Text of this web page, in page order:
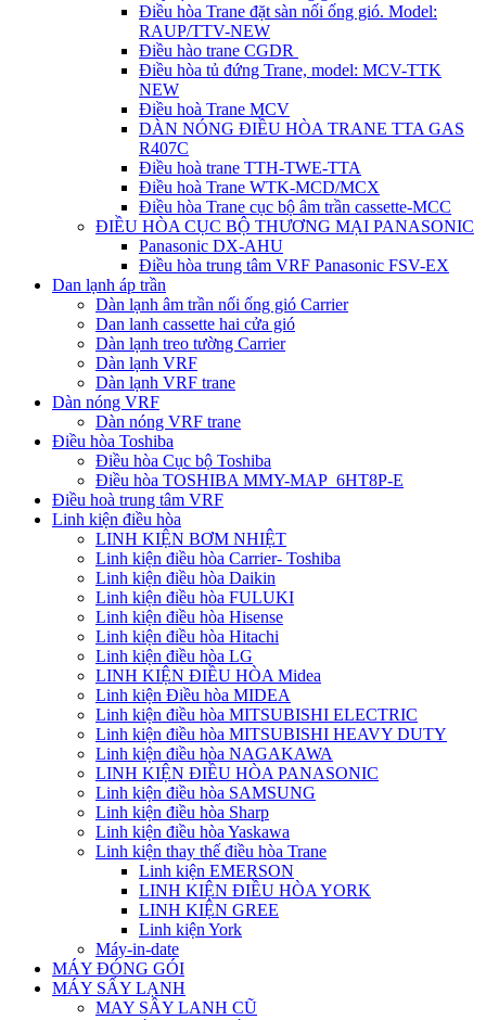
Điều hòa Trane đặt sàn nối ống gió. Model:
RAUP/TTV-NEW
Điều hào trane CGDR
Điều hòa tủ đứng Trane, model: MCV-TTK
NEW
Điều hoà Trane MCV
DÀN NÓNG ĐIỀU HÒA TRANE TTA GAS
R407C
Điều hoà trane TTH-TWE-TTA
Điều hoà Trane WTK-MCD/MCX
Điều hòa Trane cục bộ âm trần cassette-MCC
ĐIỀU HÒA CỤC BỘ THƯƠNG MẠI PANASONIC
Panasonic DX-AHU
Điều hòa trung tâm VRF Panasonic FSV-EX
Dan lạnh áp trần
Dàn lạnh âm trần nối ống gió Carrier
Dan lanh cassette hai cửa gió
Dàn lạnh treo tường Carrier
Dàn lạnh VRF
Dàn lạnh VRF trane
Dàn nóng VRF
Dàn nóng VRF trane
Điều hòa Toshiba
Điều hòa Cục bộ Toshiba
Điều hòa TOSHIBA MMY-MAP_6HT8P-E
Điều hoà trung tâm VRF
Linh kiện điều hòa
LINH KIỆN BƠM NHIỆT
Linh kiện điều hòa Carrier- Toshiba
Linh kiện điều hòa Daikin
Linh kiện điều hòa FULUKI
Linh kiện điều hòa Hisense
Linh kiện điều hòa Hitachi
Linh kiện điều hòa LG
LINH KIỆN ĐIỀU HÒA Midea
Linh kiện Điều hòa MIDEA
Linh kiện điều hòa MITSUBISHI ELECTRIC
Linh kiện điều hòa MITSUBISHI HEAVY DUTY
Linh kiện điều hòa NAGAKAWA
LINH KIỆN ĐIỀU HÒA PANASONIC
Linh kiện điều hòa SAMSUNG
Linh kiện điều hòa Sharp
Linh kiện điều hòa Yaskawa
Linh kiện thay thế điều hòa Trane
Linh kiện EMERSON
LINH KIỆN ĐIỀU HÒA YORK
LINH KIỆN GREE
Linh kiện York
Máy-in-date
MÁY ĐÓNG GÓI
MÁY SẤY LẠNH
MAY SÂY LANH CŨ